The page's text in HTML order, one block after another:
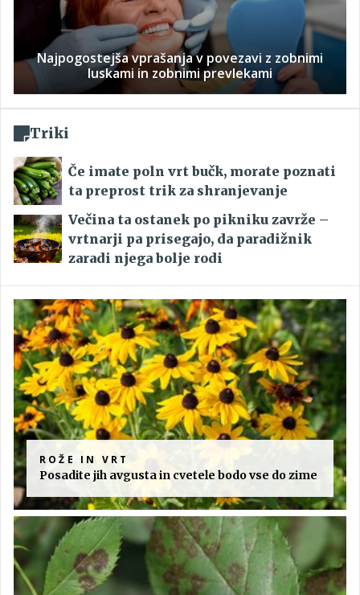
Najpogostejša vprašanja v povezavi z zobnimi
luskami in zobnimi prevlekami
Triki
Če imate poln vrt bučk, morate poznati
ta preprost trik za shranjevanje
Večina ta ostanek po pikniku zavrže –
vrtnarji pa prisegajo, da paradižnik
zaradi njega bolje rodi
ROŽE IN VRT
Posadite jih avgusta in cvetele bodo vse do zime